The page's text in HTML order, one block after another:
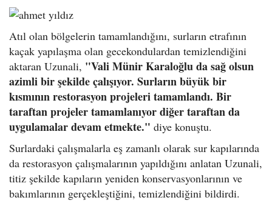
Atıl olan bölgelerin tamamlandığını, surların etrafının
kaçak yapılaşma olan gecekondulardan temizlendiğini
aktaran Uzunali, "Vali Münir Karaloğlu da sağ olsun
azimli bir şekilde çalışıyor. Surların büyük bir
kısmının restorasyon projeleri tamamlandı. Bir
taraftan projeler tamamlanıyor diğer taraftan da
uygulamalar devam etmekte." diye konuştu.
Surlardaki çalışmalarla eş zamanlı olarak sur kapılarında
da restorasyon çalışmalarının yapıldığını anlatan Uzunali,
titiz şekilde kapıların yeniden konservasyonlarının ve
bakımlarının gerçekleştiğini, temizlendiğini bildirdi.